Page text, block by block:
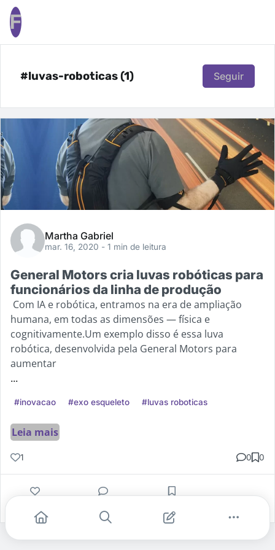
F
#luvas-roboticas (1) Seguir
Martha Gabriel
mar. 16, 2020 - 1 min de leitura
General Motors cria luvas robóticas para
funcionários da linha de produção
Com IA e robótica, entramos na era de ampliação
humana, em todas as dimensões — física e
cognitivamente.Um exemplo disso é essa luva
robótica, desenvolvida pela General Motors para
aumentar
...
#inovacao #exo esqueleto #luvas roboticas
Leia mais
1 0 0